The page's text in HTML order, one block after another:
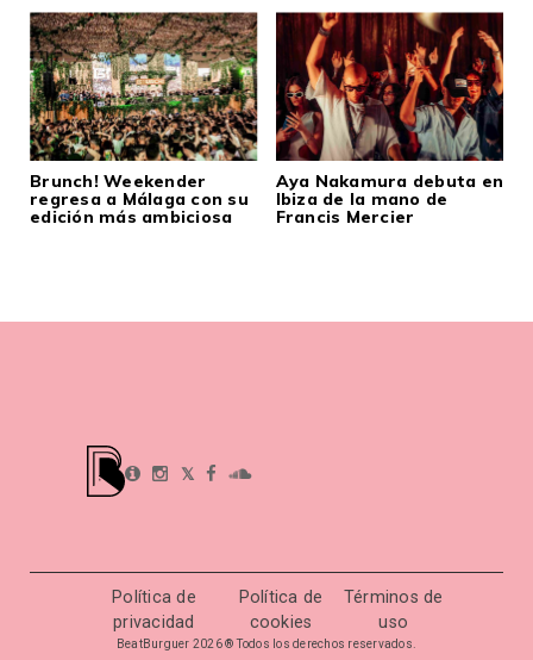
Brunch! Weekender
regresa a Málaga con su
edición más ambiciosa
Aya Nakamura debuta en
Ibiza de la mano de
Francis Mercier
𝕏
Política de
privacidad
Política de
cookies
Términos de
uso
BeatBurguer 2026 ® Todos los derechos reservados.